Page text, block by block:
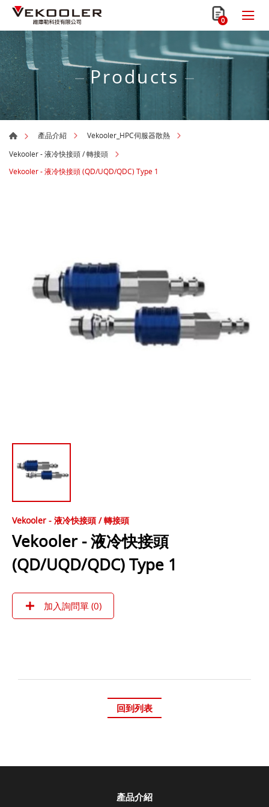
0
Products
產品介紹
Vekooler_HPC伺服器散熱
Vekooler - 液冷快接頭 / 轉接頭
Vekooler - 液冷快接頭 (QD/UQD/QDC) Type 1
Vekooler - 液冷快接頭 / 轉接頭
Vekooler - 液冷快接頭
(QD/UQD/QDC) Type 1
加入詢問單 (0)
回到列表
產品介紹